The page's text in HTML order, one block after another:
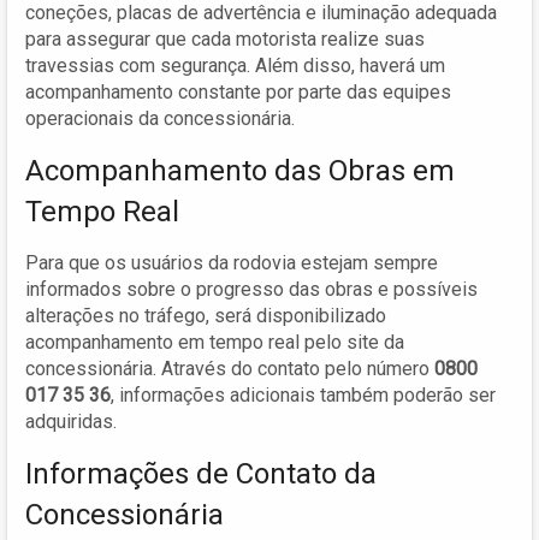
coneções, placas de advertência e iluminação adequada
para assegurar que cada motorista realize suas
travessias com segurança. Além disso, haverá um
acompanhamento constante por parte das equipes
operacionais da concessionária.
Acompanhamento das Obras em
Tempo Real
Para que os usuários da rodovia estejam sempre
informados sobre o progresso das obras e possíveis
alterações no tráfego, será disponibilizado
acompanhamento em tempo real pelo site da
concessionária. Através do contato pelo número 0800
017 35 36, informações adicionais também poderão ser
adquiridas.
Informações de Contato da
Concessionária